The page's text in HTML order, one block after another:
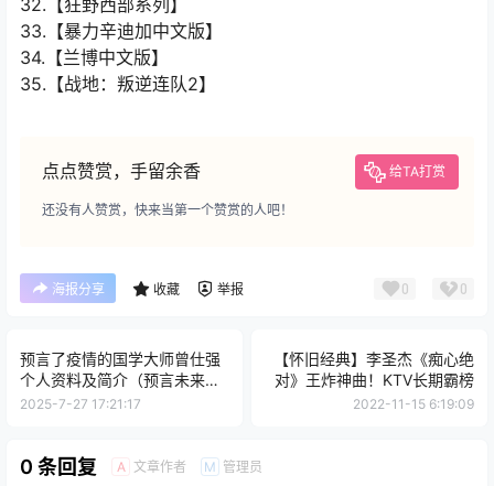
32.【狂野西部系列】
33.【暴力辛迪加中文版】
34.【兰博中文版】
35.【战地：叛逆连队2】
点点赞赏，手留余香 给TA打赏
还没有人赞赏，快来当第一个赞赏的人吧！
海报分享 收藏 举报 0 0
预言了疫情的国学大师曾仕强
个人资料及简介（预言未来要
缺粮？）
2025-7-27 17:21:17
【怀旧经典】李圣杰《痴心绝
对》王炸神曲！KTV长期霸榜
2022-11-15 6:19:09
0 条回复 A 文章作者 M 管理员